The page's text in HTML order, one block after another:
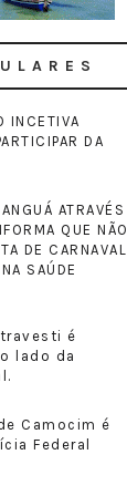
INCETIVA
DA
ATRAVÉS
QUE NÃO
DE CARNAVAL
SAÚDE
é
lado da
Camocim é
Federal